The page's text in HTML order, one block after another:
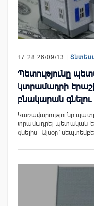
17:28 26/09/13 |
Պետությունը
կտրամադրի
բնակարան
Կառավարությունը
տրամադրել պետական
գնելիս: Այսօր՝